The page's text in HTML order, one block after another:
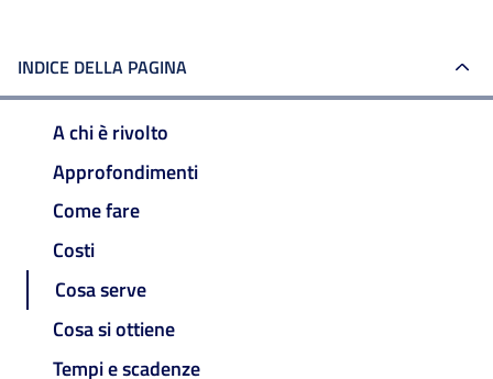
INDICE DELLA PAGINA
A chi è rivolto
Approfondimenti
Come fare
Costi
Cosa serve
Cosa si ottiene
Tempi e scadenze